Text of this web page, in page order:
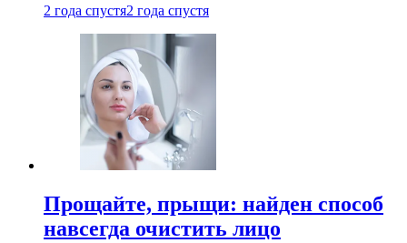
2 года спустя2 года спустя
Прощайте, прыщи: найден способ
навсегда очистить лицо